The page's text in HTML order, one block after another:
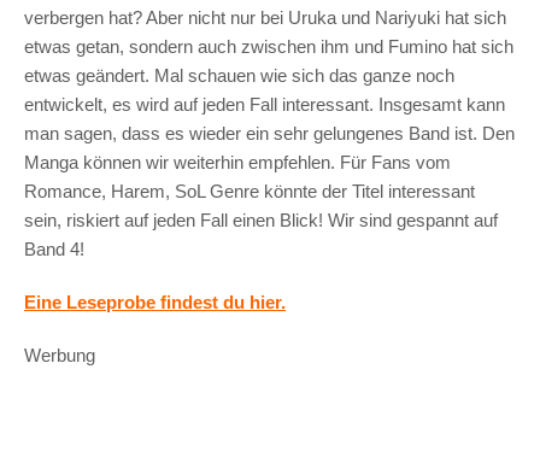
verbergen hat? Aber nicht nur bei Uruka und Nariyuki hat sich
etwas getan, sondern auch zwischen ihm und Fumino hat sich
etwas geändert. Mal schauen wie sich das ganze noch
entwickelt, es wird auf jeden Fall interessant. Insgesamt kann
man sagen, dass es wieder ein sehr gelungenes Band ist. Den
Manga können wir weiterhin empfehlen. Für Fans vom
Romance, Harem, SoL Genre könnte der Titel interessant
sein, riskiert auf jeden Fall einen Blick! Wir sind gespannt auf
Band 4!
Eine Leseprobe findest du hier.
Werbung